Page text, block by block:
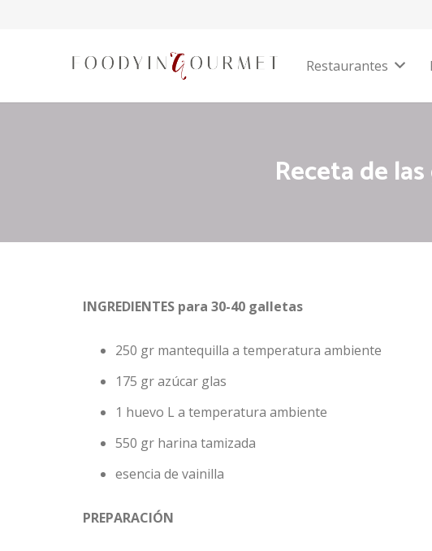
Restaurantes
Receta de
INGREDIENTES para 30-40 galletas
250 gr mantequilla a temperatura ambiente
175 gr azúcar glas
1 huevo L a temperatura ambiente
550 gr harina tamizada
esencia de vainilla
PREPARACIÓN